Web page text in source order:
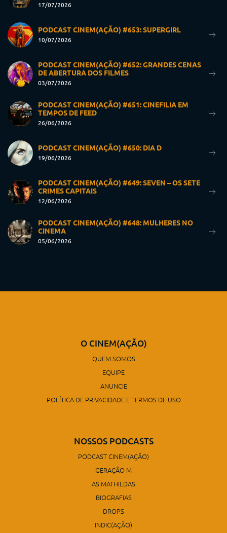
17/07/2026
PODCAST CINEM(AÇÃO) #653: SUPERGIRL
10/07/2026
PODCAST CINEM(AÇÃO) #652: GRANDES CENAS
DE ABERTURA DOS FILMES
03/07/2026
PODCAST CINEM(AÇÃO) #651: CINEFILIA EM
TEMPOS DE FEED
26/06/2026
PODCAST CINEM(AÇÃO) #650: DIA D
19/06/2026
PODCAST CINEM(AÇÃO) #649: SEVEN – OS SETE
CRIMES CAPITAIS
12/06/2026
PODCAST CINEM(AÇÃO) #648: MULHERES NO
CINEMA
05/06/2026
O CINEM(AÇÃO)
QUEM SOMOS
EQUIPE
ANUNCIE
POLÍTICA DE PRIVACIDADE E TERMOS DE USO
NOSSOS PODCASTS
PODCAST CINEM(AÇÃO)
GERAÇÃO M
AS MATHILDAS
BIOGRAFIAS
DROPS
INDIC(AÇÃO)